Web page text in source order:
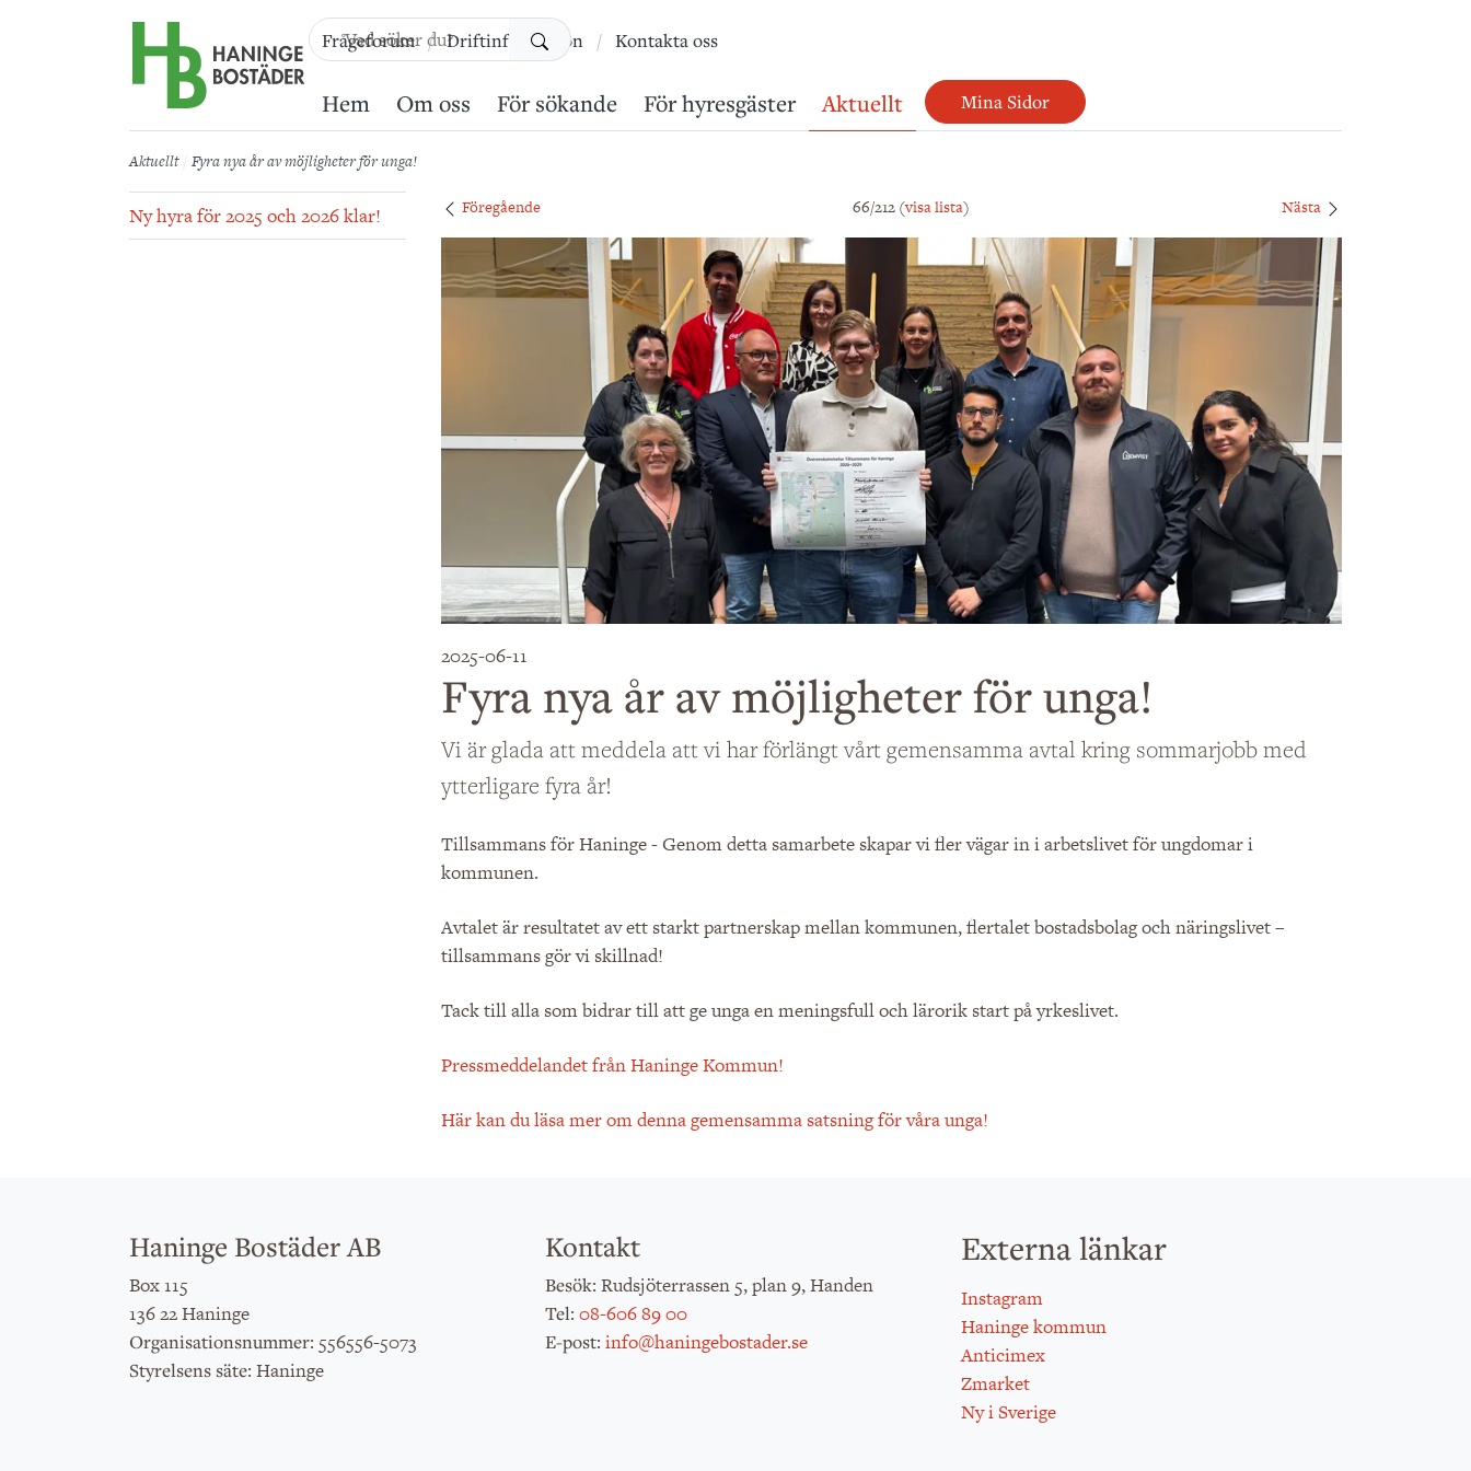
Sök
Hem Om oss För sökande För hyresgäster Aktuellt Mina Sidor
Frågeforum Driftinformation Kontakta oss
Aktuellt Fyra nya år av möjligheter för unga!
Ny hyra för 2025 och 2026 klar! Föregående 66/212 (visa lista) Nästa
2025-06-11
Fyra nya år av möjligheter för unga!
Vi är glada att meddela att vi har förlängt vårt gemensamma avtal kring sommarjobb med
ytterligare fyra år!
Tillsammans för Haninge - Genom detta samarbete skapar vi fler vägar in i arbetslivet för ungdomar i
kommunen.
Avtalet är resultatet av ett starkt partnerskap mellan kommunen, flertalet bostadsbolag och näringslivet –
tillsammans gör vi skillnad!
Tack till alla som bidrar till att ge unga en meningsfull och lärorik start på yrkeslivet.
Pressmeddelandet från Haninge Kommun!
Här kan du läsa mer om denna gemensamma satsning för våra unga!
Haninge Bostäder AB
Box 115
136 22 Haninge
Organisationsnummer: 556556-5073
Styrelsens säte: Haninge
Kontakt
Besök: Rudsjöterrassen 5, plan 9, Handen
Tel: 08-606 89 00
E-post: info@haningebostader.se
Externa länkar
Instagram
Haninge kommun
Anticimex
Zmarket
Ny i Sverige